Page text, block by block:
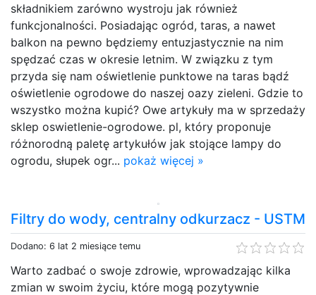
składnikiem zarówno wystroju jak również
funkcjonalności. Posiadając ogród, taras, a nawet
balkon na pewno będziemy entuzjastycznie na nim
spędzać czas w okresie letnim. W związku z tym
przyda się nam oświetlenie punktowe na taras bądź
oświetlenie ogrodowe do naszej oazy zieleni. Gdzie to
wszystko można kupić? Owe artykuły ma w sprzedaży
sklep oswietlenie-ogrodowe. pl, który proponuje
różnorodną paletę artykułów jak stojące lampy do
ogrodu, słupek ogr... pokaż więcej »
Filtry do wody, centralny odkurzacz - USTM
Dodano: 6 lat 2 miesiące temu
Warto zadbać o swoje zdrowie, wprowadzając kilka
zmian w swoim życiu, które mogą pozytywnie